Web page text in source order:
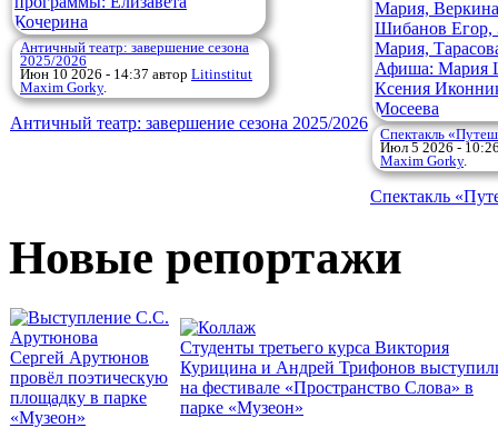
Античный театр: завершение сезона
2025/2026
Июн 10 2026 - 14:37 автор Litinstitut
Maxim Gorky.
Античный театр: завершение сезона 2025/2026
Спектакль
Июл 5 2026 -
Maxim Gorky.
Спектакль
Новые репортажи
Сергей Арутюнов
провёл поэтическую
площадку в парке
«Музеон»
Студенты третьего курса Виктория
Курицина и Андрей Трифонов
на фестивале «Пространство Слова» в
парке «Музеон»